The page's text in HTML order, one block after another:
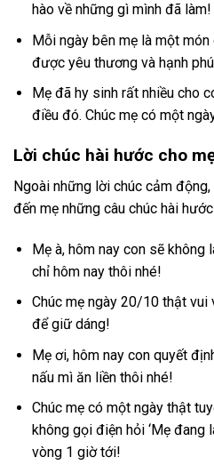
hào về những gì mình đã làm!
Mỗi ngày bên mẹ là một món
được yêu thương và hạnh
Mẹ đã hy sinh rất nhiều cho
điều đó. Chúc mẹ có một
Lời chúc hài hước cho
Ngoài những lời chúc cảm
đến mẹ những câu chúc hài
Mẹ à, hôm nay con sẽ không
chỉ hôm nay thôi nhé!
Chúc mẹ ngày 20/10 thật
để giữ dáng!
Mẹ ơi, hôm nay con quyết
nấu mì ăn liền thôi nhé!
Chúc mẹ có một ngày thật
không gọi điện hỏi ‘Mẹ đang
vòng 1 giờ tới!